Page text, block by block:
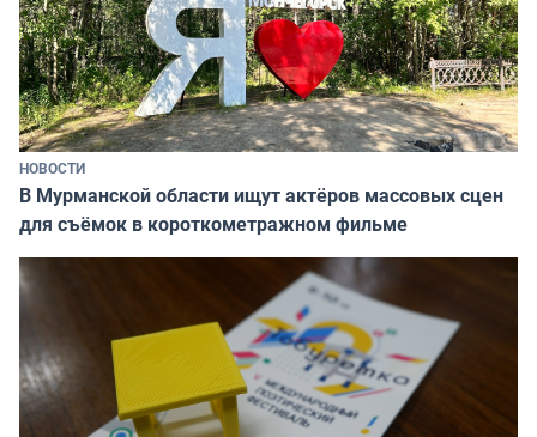
НОВОСТИ
В Мурманской области ищут актёров массовых сцен
для съёмок в короткометражном фильме